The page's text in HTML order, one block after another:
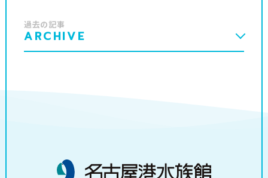
過去の記事
ARCHIVE